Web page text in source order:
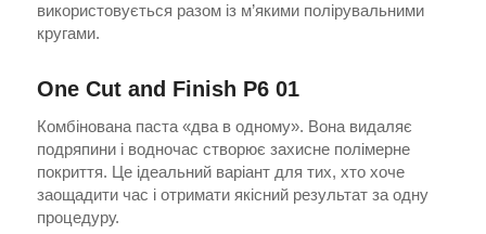
використовується разом із м’якими полірувальними
кругами.
One Cut and Finish P6 01
Комбінована паста «два в одному». Вона видаляє
подряпини і водночас створює захисне полімерне
покриття. Це ідеальний варіант для тих, хто хоче
заощадити час і отримати якісний результат за одну
процедуру.